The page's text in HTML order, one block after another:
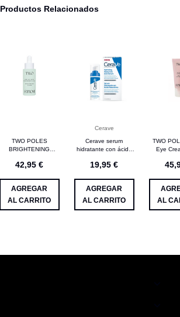
Productos Relacionados
TWO POLES
BRIGHTENING
AZELAICO Y ACIDO
42,95 €
AGREGAR
AL CARRITO
Cerave
Cerave serum
hidratante con ácido
19,95 €
AGREGAR
AL CARRITO
TWO
Eye
AL